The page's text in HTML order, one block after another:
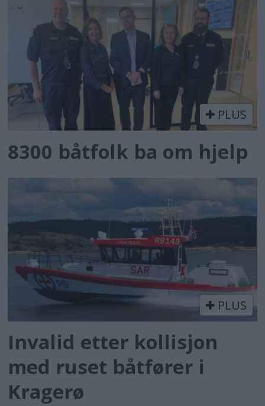
PLUS
8300 båtfolk ba om hjelp
PLUS
Invalid etter kollisjon
med ruset båtfører i
Kragerø